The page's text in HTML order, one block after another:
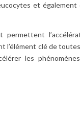
et également
permettent
l’élément clé de
les